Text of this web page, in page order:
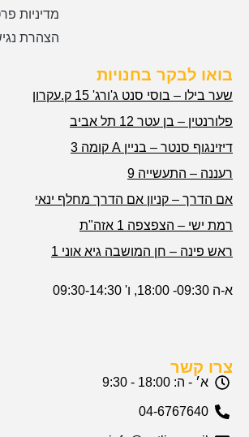
מדיניות
הצהרת
בואו לבקר בחנויות
שער בילו – בוסי סנט ג'ורג' 15 ק.עקרון
פלורנטין – בן עטר 12 תל אביב
דיזינגוף סנטר – בניין A קומה 3
רעננה – התעשייה 9
אם הדרך – קניון אם הדרך מחלף ינאי
רמת ישי – הצפצפה 1 אזה"ת
ראש פינה – חן המושבה גיא אוני 1
א-ה 09:30- 18:00, ו' 09:30-14:30
צרו קשר
א׳ - ה: 18:00 - 9:30
04-6767640